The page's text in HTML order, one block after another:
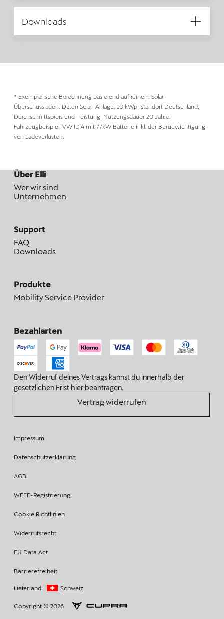
Downloads
* Exemplarische Berechnung basierend auf reinem Solar-
Überschussladen. Daten Solar-Anlage: 10 kWp, Standort Deutschland,
Durchschnittspreis und -leistung, Nutzungsdauer 20 Jahre.
Fahrzeugbeispiel: VW ID.4 mit 77kW Batterie inkl. der Berücksichtigung
von Ladeverlusten.
Über Elli
Wer wir sind
Unternehmen
Support
FAQ
Downloads
Produkte
Mobility Service Provider
Bezahlarten
Den Widerruf deines Vertrags kannst du innerhalb der
gesetzlichen Frist hier beantragen.
Vertrag widerrufen
Impressum
Datenschutzerklärung
AGB
WEEE-Registrierung
Cookie Richtlinien
Widerrufsrecht
EU Data Act
Barrierefreiheit
Lieferland: Schweiz
Copyright © 2026